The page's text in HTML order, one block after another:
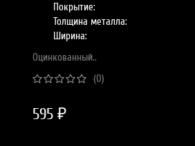
Покрытие:
Толщина металла:
Ширина:
Оцинкованный..
(0)
595 ₽